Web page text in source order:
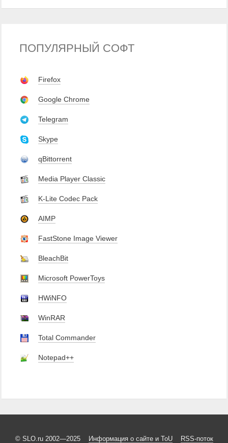
ПОПУЛЯРНЫЙ СОФТ
Firefox
Google Chrome
Telegram
Skype
qBittorrent
Media Player Classic
K-Lite Codec Pack
AIMP
FastStone Image Viewer
BleachBit
Microsoft PowerToys
HWiNFO
WinRAR
Total Commander
Notepad++
© SLO.ru 2002—2025 Информация о сайте и ToU RSS-поток